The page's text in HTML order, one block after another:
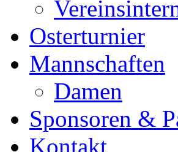
Osterturnier
Mannschaften
Damen
Sponsoren &
Kontakt